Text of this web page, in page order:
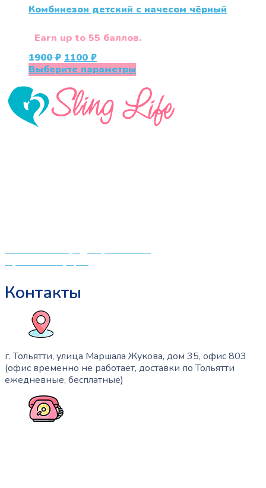
Комбинезон детский с начесом чёрный
Earn up to 55 баллов.
1900₽ Первоначальная
цена
1900 ₽.
1100₽Текущая
цена:
Выберите параметры
имеет
несколько
вариаций.
Опции
Политика конфиденциальности
Публичная оферта
Контакты
г. Тольятти, улица Маршала Жукова, дом 35, офис 803
(офис временно не работает, доставки по Тольятти
ежедневные, бесплатные)